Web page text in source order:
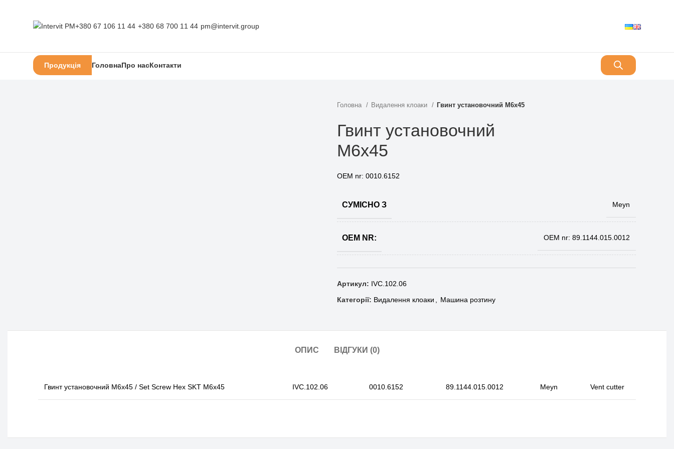
+380 67 106 11 44 +380 68 700 11 44 pm@intervit.group
Продукція ГоловнаПро насКонтакти
Головна Видалення клоаки Гвинт установочний M6x45
Гвинт установочний
M6x45
OEM nr: 0010.6152
СУМІСНО З Meyn
OEM NR: OEM nr: 89.1144.015.0012
Артикул: IVC.102.06
Категорії: Видалення клоаки Машина розтину
ОПИС ВІДГУКИ (0)
Гвинт установочний M6x45 / Set Screw Hex SKT M6x45 IVC.102.06 0010.6152 89.1144.015.0012 Meyn Vent cutter